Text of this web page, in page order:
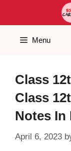
Menu
Class
Class
Notes In
April 6, 2023